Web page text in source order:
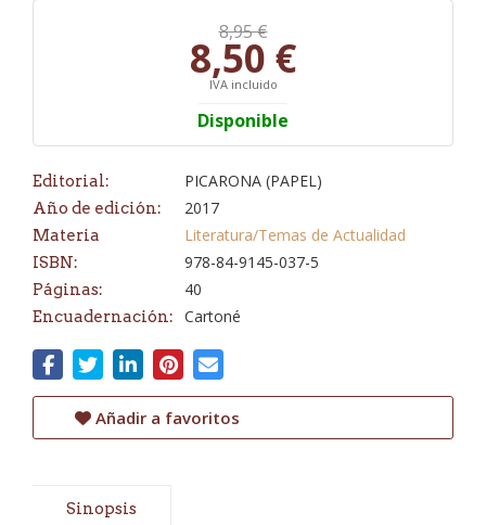
8,95 €
8,50 €
IVA incluido
Disponible
Editorial: PICARONA (PAPEL)
Año de edición: 2017
Materia Literatura/Temas de Actualidad
ISBN: 978-84-9145-037-5
Páginas: 40
Encuadernación: Cartoné
Añadir a favoritos
Sinopsis